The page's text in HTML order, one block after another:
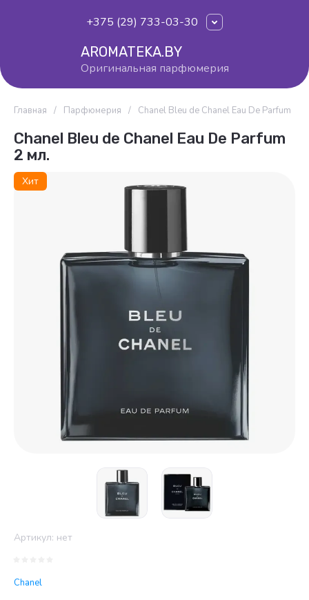
+375 (29) 733-03-30
AROMATEKA.BY
Оригинальная парфюмерия
Главная / Парфюмерия / Chanel Bleu de Chanel Eau De Parfum
Chanel Bleu de Chanel Eau De Parfum
2 мл.
Хит
Артикул: нет
Chanel